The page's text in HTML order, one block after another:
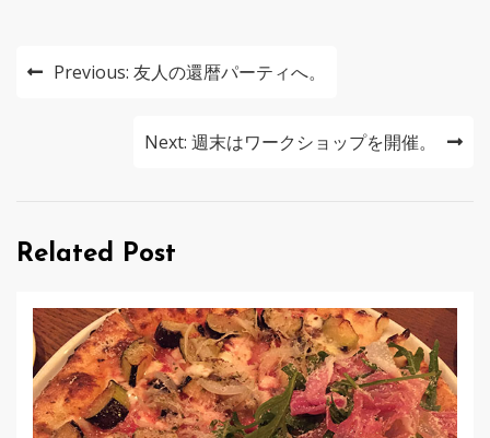
投
ー
ョ
ン
Previous: 友人の還暦パーティへ。
Next: 週末はワークショップを開催。
Related Post